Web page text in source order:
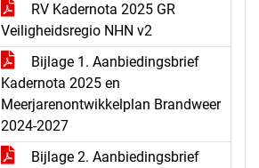
RV Kadernota 2025 GR
Veiligheidsregio NHN v2
Bijlage 1. Aanbiedingsbrief
Kadernota 2025 en
Meerjarenontwikkelplan Brandweer
2024-2027
Bijlage 2. Aanbiedingsbrief